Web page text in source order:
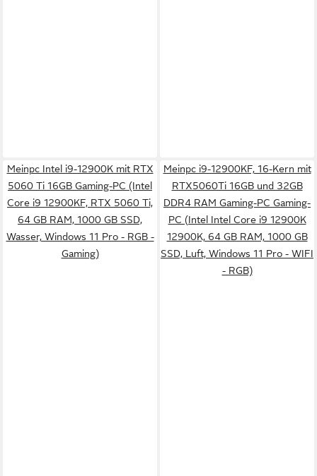
Meinpc Intel i9-12900K mit RTX
5060 Ti 16GB Gaming-PC (Intel
Core i9 12900KF, RTX 5060 Ti,
64 GB RAM, 1000 GB SSD,
Wasser, Windows 11 Pro - RGB -
Gaming)
Meinpc i9-12900KF, 16-Kern mit
RTX5060Ti 16GB und 32GB
DDR4 RAM Gaming-PC Gaming-
PC (Intel Intel Core i9 12900K
12900K, 64 GB RAM, 1000 GB
SSD, Luft, Windows 11 Pro - WIFI
- RGB)